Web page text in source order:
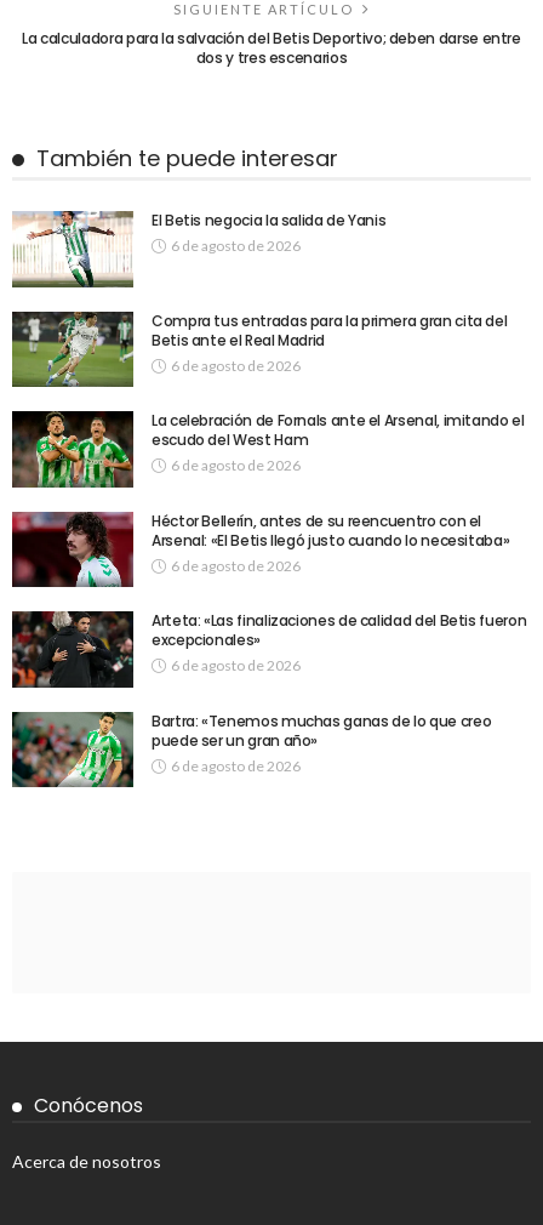
SIGUIENTE ARTÍCULO
La calculadora para la salvación del Betis Deportivo; deben darse entre
dos y tres escenarios
También te puede interesar
El Betis negocia la salida de Yanis
6 de agosto de 2026
Compra tus entradas para la primera gran cita del
Betis ante el Real Madrid
6 de agosto de 2026
La celebración de Fornals ante el Arsenal, imitando el
escudo del West Ham
6 de agosto de 2026
Héctor Bellerín, antes de su reencuentro con el
Arsenal: «El Betis llegó justo cuando lo necesitaba»
6 de agosto de 2026
Arteta: «Las finalizaciones de calidad del Betis fueron
excepcionales»
6 de agosto de 2026
Bartra: «Tenemos muchas ganas de lo que creo
puede ser un gran año»
6 de agosto de 2026
Conócenos
Acerca de nosotros